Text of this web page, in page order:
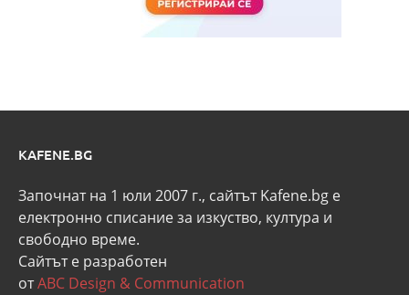
KAFENE.BG
Започнат на 1 юли 2007 г., сайтът Kafene.bg e
eлектронно списание за изкуство, култура и
свободно време.
Сайтът е разработен
отABC Design & Communication